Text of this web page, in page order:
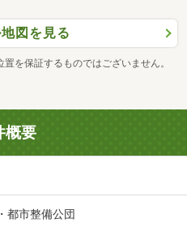
図を見る
を保証するものではございません。
概要
都市整備公団